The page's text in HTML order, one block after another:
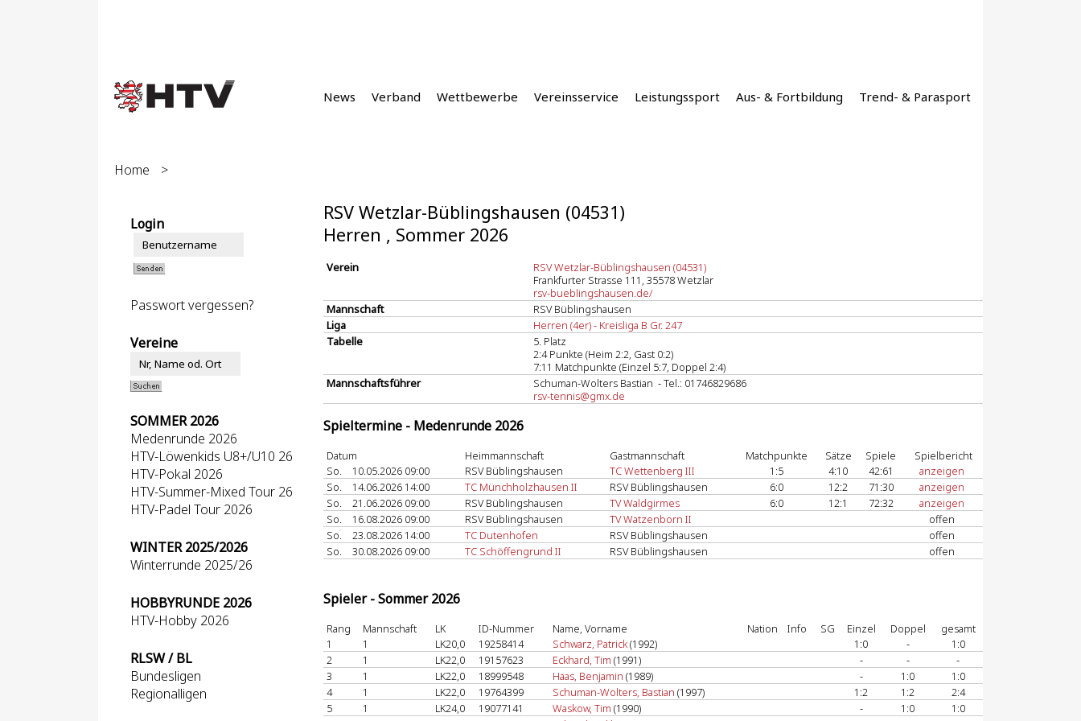
News Verband Wettbewerbe Vereinsservice Leistungssport Aus- & Fortbildung Trend- & Parasport
Home >
Login
Passwort vergessen?
Vereine
SOMMER 2026
Medenrunde 2026
HTV-Löwenkids U8+/U10 26
HTV-Pokal 2026
HTV-Summer-Mixed Tour 26
HTV-Padel Tour 2026
WINTER 2025/2026
Winterrunde 2025/26
HOBBYRUNDE 2026
HTV-Hobby 2026
RLSW / BL
Bundesligen
Regionalligen
RSV Wetzlar-Büblingshausen (04531)
Herren , Sommer 2026
Verein
RSV Wetzlar-Büblingshausen (04531)
Frankfurter Strasse 111, 35578 Wetzlar
rsv-bueblingshausen.de/
Mannschaft
RSV Büblingshausen
Liga
Herren (4er) - Kreisliga B Gr. 247
Tabelle
5. Platz
2:4 Punkte (Heim 2:2, Gast 0:2)
7:11 Matchpunkte (Einzel 5:7, Doppel 2:4)
Mannschaftsführer
Schuman-Wolters Bastian - Tel.: 01746829686
rsv-tennis@gmx.de
Spieltermine - Medenrunde 2026
Datum Heimmannschaft Gastmannschaft Matchpunkte Sätze Spiele
Spielbericht
So.
10.05.2026 09:00 RSV Büblingshausen TC Wettenberg III 1:5 4:10 42:61
anzeigen
So.
14.06.2026 14:00 TC Münchholzhausen II RSV Büblingshausen 6:0 12:2 71:30
anzeigen
So.
21.06.2026 09:00 RSV Büblingshausen TV Waldgirmes 6:0 12:1 72:32
anzeigen
So.
16.08.2026 09:00 RSV Büblingshausen TV Watzenborn II
offen
So.
23.08.2026 14:00 TC Dutenhofen RSV Büblingshausen
offen
So.
30.08.2026 09:00 TC Schöffengrund II RSV Büblingshausen offen
Spieler - Sommer 2026
Rang Mannschaft LK ID-Nummer Name, Vorname Nation Info SG Einzel Doppel
gesamt
1
1 LK20,0 19258414 Schwarz, Patrick(1992) 1:0 -
1:0
2
1 LK22,0 19157623 Eckhard, Tim (1991) - -
-
3
1 LK22,0 18999548 Haas, Benjamin (1989) - 1:0
1:0
4
1 LK22,0 19764399 Schuman-Wolters, Bastian (1997) 1:2 1:2
2:4
5
1 LK24,0 19077141 Waskow, Tim (1990) - 1:0
1:0